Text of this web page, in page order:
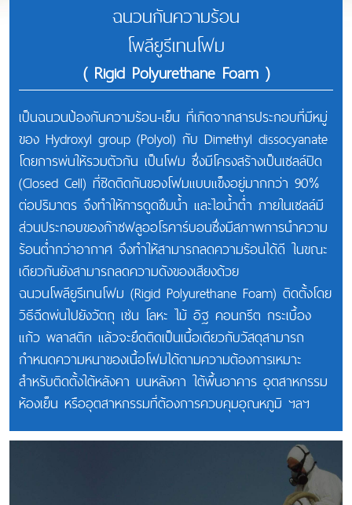
ฉนวนกันความร้อน
โพลียูรีเทนโฟม
( Rigid Polyurethane Foam )
เป็นฉนวนป้องกันความร้อน-เย็น ที่เกิดจากสารประกอบที่มีหมู่
ของ Hydroxyl group (Polyol) กับ Dimethyl dissocyanate
โดยการพ่นให้รวมตัวกัน เป็นโฟม ซึ่งมีโครงสร้างเป็นเซลล์ปิด
(Closed Cell) ที่ชิดติดกันของโฟมแบบแข็งอยู่มากกว่า 90%
ต่อปริมาตร จึงทำให้การดูดซึมนํ้า และไอนํ้าตํ่า ภายในเซลล์มี
ส่วนประกอบของก๊าซฟลูออโรคาร์บอนซึ่งมีสภาพการนำความ
ร้อนตํ่ากว่าอากาศ จึงทำให้สามารถลดความร้อนได้ดี ในขณะ
เดียวกันยังสามารถลดความดังของเสียงด้วย
ฉนวนโพลียูรีเทนโฟม (Rigid Polyurethane Foam) ติดตั้งโดย
วิธีฉีดพ่นไปยังวัตถุ เช่น โลหะ ไม้ อิฐ คอนกรีต กระเบื้อง
แก้ว พลาสติก แล้วจะยึดติดเป็นเนื้อเดียวกับวัสดุสามารถ
กำหนดความหนาของเนื้อโฟมได้ตามความต้องการเหมาะ
สำหรับติดตั้งใต้หลังคา บนหลังคา ใต้พื้นอาคาร อุตสาหกรรม
ห้องเย็น หรืออุตสาหกรรมที่ต้องการควบคุมอุณหภูมิ ฯลฯ